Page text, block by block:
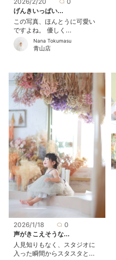
げんきいっぱい...
この写真、ほんとうに可愛い
ですよね。 優しく...
Nana Tokumasu
青山店
2026/1/18
0
声がきこえそうな...
人見知りもなく、スタジオに
入った瞬間からスタスタと...